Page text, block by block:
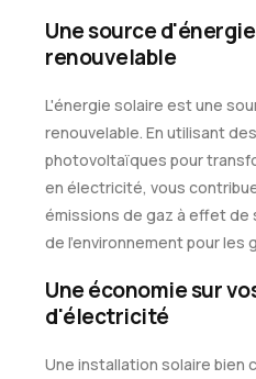
Une source
renouvelable
L'énergie solaire est une
renouvelable. En utilisant
photovoltaïques pour
en électricité, vous
émissions de gaz à effet de
de l'environnement pour les
Une économie sur
d'électricité
Une installation solaire